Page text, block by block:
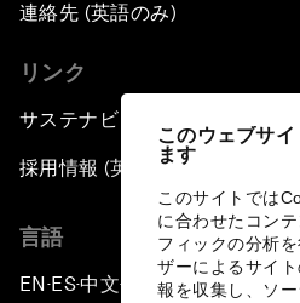
このウェブサ
ます
このサイトでは
に合わせたコン
フィックの分析
ザーによるサイ
報を収集し、ソ
連絡先 (英語のみ)
リンク
サステナビリティへの取り組み
採用情報 (英語のみ)
言語
EN ▪ES▪中文▪ 日本語